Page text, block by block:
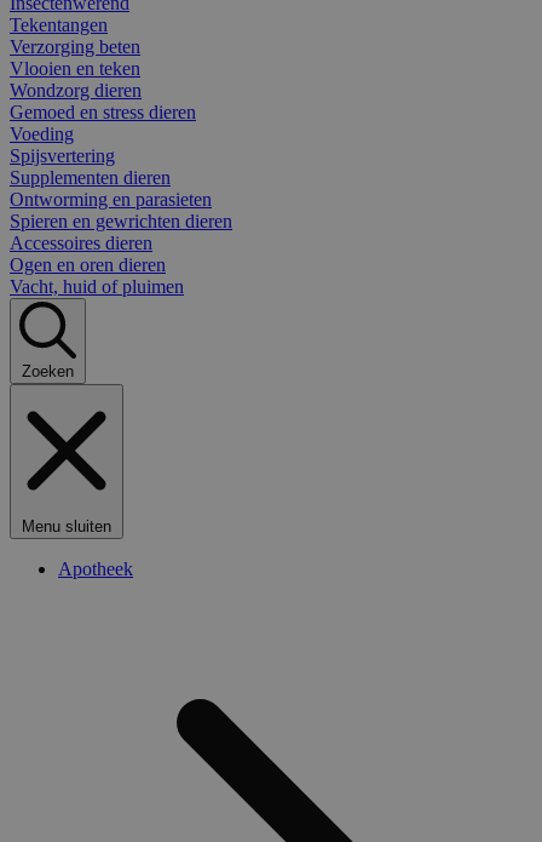
Tekentangen
Verzorging beten
Vlooien en teken
Wondzorg dieren
Gemoed en stress dieren
Voeding
Spijsvertering
Supplementen dieren
Ontworming en parasieten
Spieren en gewrichten dieren
Accessoires dieren
Ogen en oren dieren
Vacht, huid of pluimen
Zoeken
Menu sluiten
Apotheek